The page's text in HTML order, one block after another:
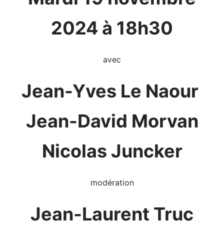
2024 à 18h30
avec
Jean-Yves Le Naour
Jean-David Morvan
Nicolas Juncker
modération
Jean-Laurent Truc